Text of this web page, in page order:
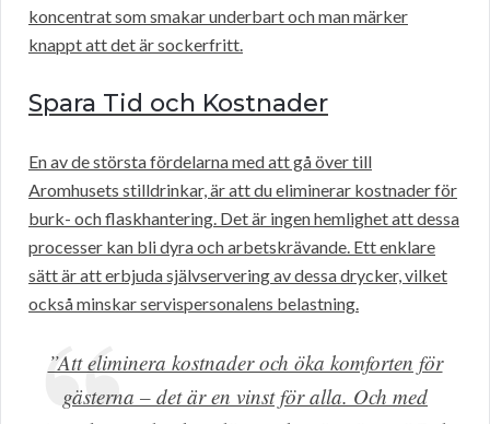
koncentrat som smakar underbart och man märker
knappt att det är sockerfritt.
Spara Tid och Kostnader
En av de största fördelarna med att gå över till
Aromhusets stilldrinkar, är att du eliminerar kostnader för
burk- och flaskhantering. Det är ingen hemlighet att dessa
processer kan bli dyra och arbetskrävande. Ett enklare
sätt är att erbjuda självservering av dessa drycker, vilket
också minskar servispersonalens belastning.
”Att eliminera kostnader och öka komforten för
gästerna – det är en vinst för alla. Och med